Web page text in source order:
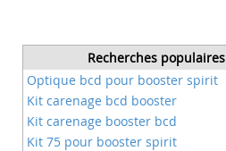
Recherches populaires
Optique bcd pour booster spirit
Kit carenage bcd booster
Kit carenage booster bcd
Kit 75 pour booster spirit